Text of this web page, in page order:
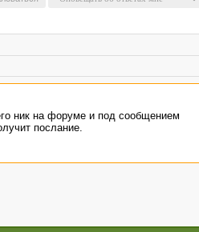
ник на форуме и под сообщением
послание.